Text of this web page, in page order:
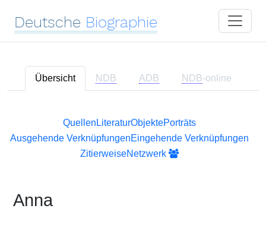
Deutsche Biographie
Übersicht NDB ADB NDB-online
Quellen LiteraturObjektePorträts
Ausgehende VerknüpfungenEingehende Verknüpfungen
ZitierweiseNetzwerk
Anna